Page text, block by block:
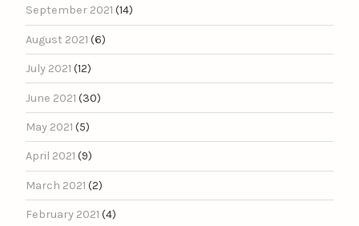
September 2021 (14)
August 2021 (6)
July 2021 (12)
June 2021 (30)
May 2021 (5)
April 2021 (9)
March 2021 (2)
February 2021 (4)